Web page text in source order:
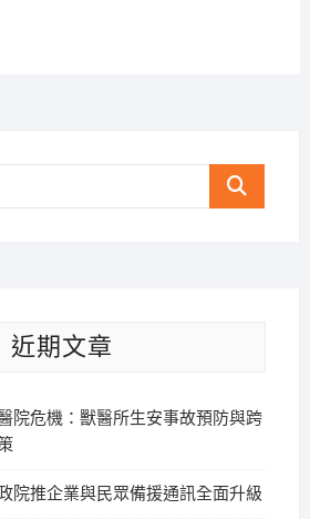
Search
近期文章
院危機：獸醫所生安事故預防與跨
院推企業與民眾備援通訊全面升級